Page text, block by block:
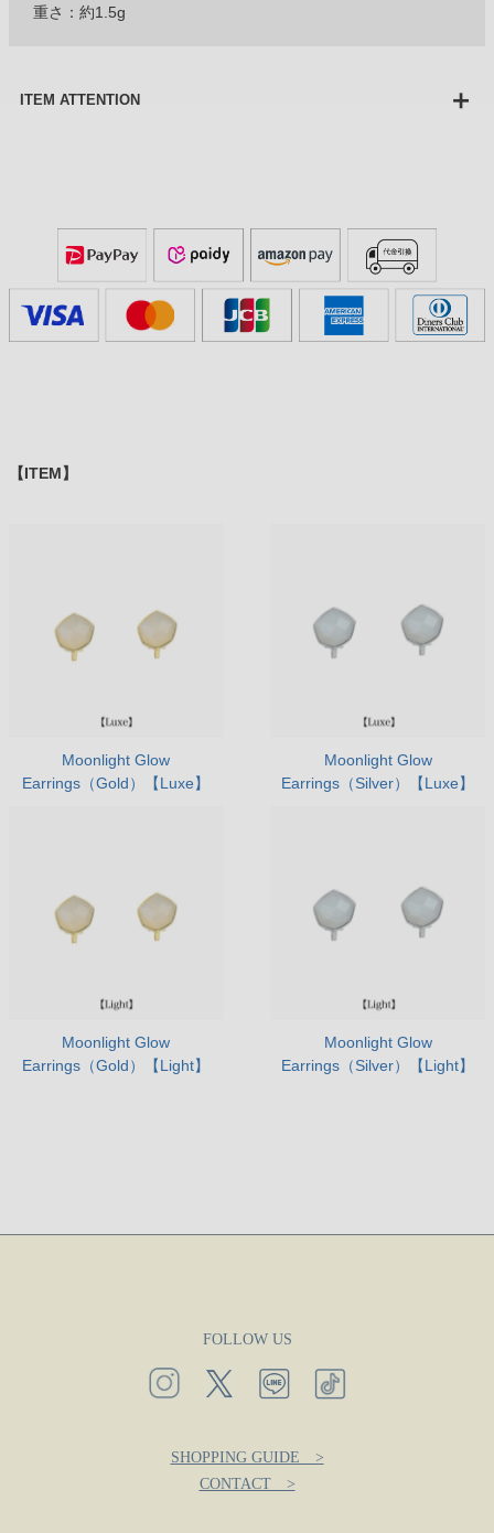
重さ：約1.5g
ITEM ATTENTION
【ITEM】
Moonlight Glow
Earrings（Gold）【Luxe】
Moonlight Glow
Earrings（Silver）【Luxe】
Moonlight Glow
Earrings（Gold）【Light】
Moonlight Glow
Earrings（Silver）【Light】
FOLLOW US
SHOPPING GUIDE >
CONTACT >